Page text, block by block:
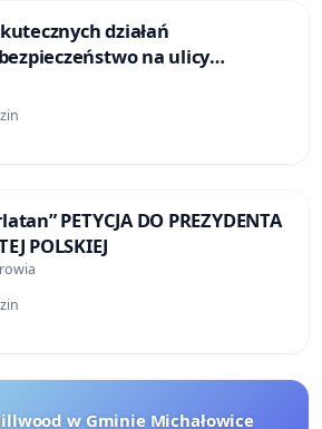
działań
na ulicy
PETYCJA DO PREZYDENTA
POLSKIEJ
w Gminie Michałowice